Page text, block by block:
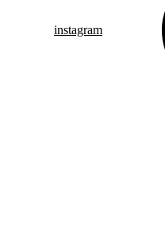
instagram